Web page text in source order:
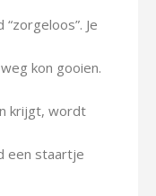
Je
kon gooien.
krijgt, wordt
een staartje